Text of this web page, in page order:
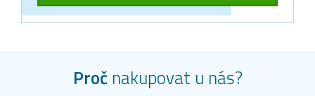
Proč nakupovat u nás?